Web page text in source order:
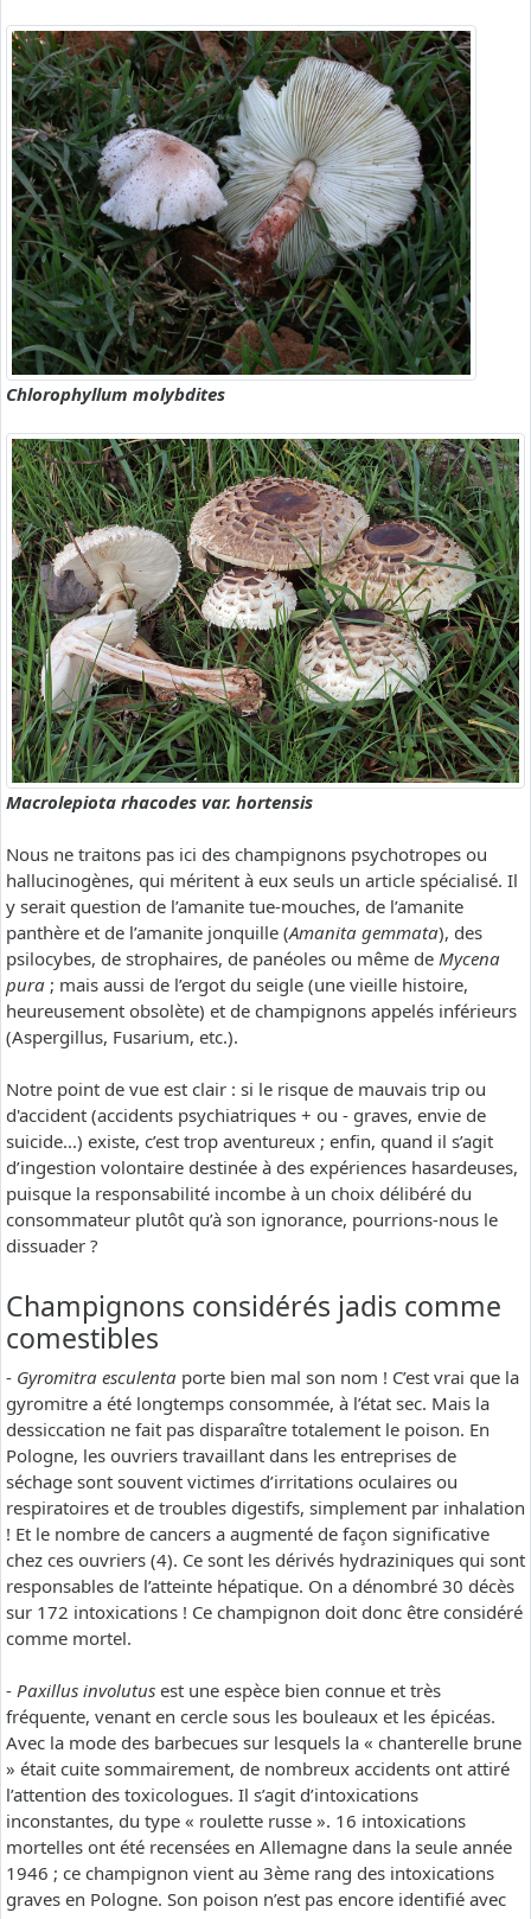
Chlorophyllum molybdites
Macrolepiota rhacodes var. hortensis
Nous ne traitons pas ici des champignons psychotropes ou
hallucinogènes, qui méritent à eux seuls un article spécialisé. Il
y serait question de l’amanite tue-mouches, de l’amanite
panthère et de l’amanite jonquille (Amanita gemmata), des
psilocybes, de strophaires, de panéoles ou même de Mycena
pura ; mais aussi de l’ergot du seigle (une vieille histoire,
heureusement obsolète) et de champignons appelés inférieurs
(Aspergillus, Fusarium, etc.).
Notre point de vue est clair : si le risque de mauvais trip ou
d'accident (accidents psychiatriques + ou - graves, envie de
suicide...) existe, c’est trop aventureux ; enfin, quand il s’agit
d’ingestion volontaire destinée à des expériences hasardeuses,
puisque la responsabilité incombe à un choix délibéré du
consommateur plutôt qu’à son ignorance, pourrions-nous le
dissuader ?
Champignons considérés jadis comme
comestibles
- Gyromitra esculenta porte bien mal son nom ! C’est vrai que la
gyromitre a été longtemps consommée, à l’état sec. Mais la
dessiccation ne fait pas disparaître totalement le poison. En
Pologne, les ouvriers travaillant dans les entreprises de
séchage sont souvent victimes d’irritations oculaires ou
respiratoires et de troubles digestifs, simplement par inhalation
! Et le nombre de cancers a augmenté de façon significative
chez ces ouvriers (4). Ce sont les dérivés hydraziniques qui sont
responsables de l’atteinte hépatique. On a dénombré 30 décès
sur 172 intoxications ! Ce champignon doit donc être considéré
comme mortel.
- Paxillus involutus est une espèce bien connue et très
fréquente, venant en cercle sous les bouleaux et les épicéas.
Avec la mode des barbecues sur lesquels la « chanterelle brune
» était cuite sommairement, de nombreux accidents ont attiré
l’attention des toxicologues. Il s’agit d’intoxications
inconstantes, du type « roulette russe ». 16 intoxications
mortelles ont été recensées en Allemagne dans la seule année
1946 ; ce champignon vient au 3ème rang des intoxications
graves en Pologne. Son poison n’est pas encore identifié avec